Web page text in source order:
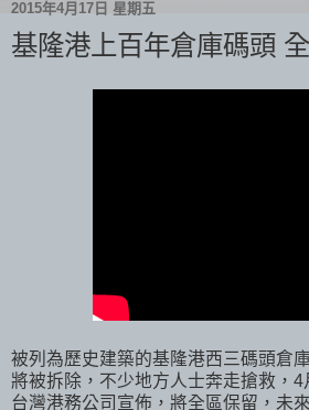
2015年4月17日 星期五
基隆港上百年倉庫碼頭
被列為歷史建築的基隆港西三碼頭倉
將被拆除，不少地方人士奔走搶救，4
台灣港務公司宣佈，將全區保留，未